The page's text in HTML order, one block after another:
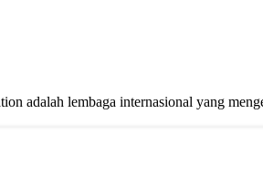
adalah lembaga internasional yang